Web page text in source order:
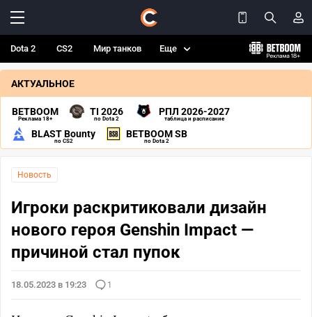
Dota 2 CS2 Мир танков Еще
АКТУАЛЬНОЕ
BETBOOM
Реклама 18+
TI 2026
по Dota 2
РПЛ 2026-2027
таблица и расписание
BLAST Bounty
по CS2
BETBOOM SB
по Dota 2
Новость
Игроки раскритиковали дизайн
нового героя Genshin Impact —
причиной стал пупок
18.05.2023 в 19:23 1